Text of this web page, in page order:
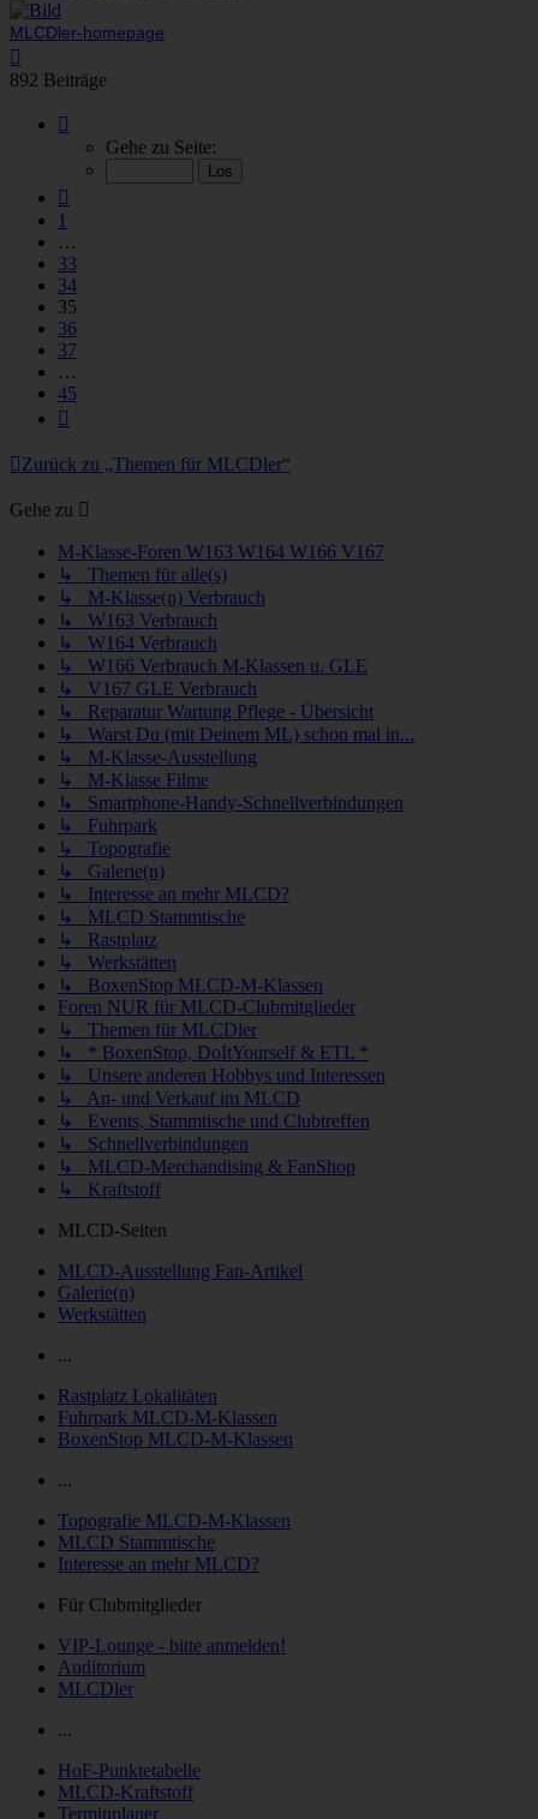
MLCDler-homepage
oben
892 Beiträge
35
Gehe zu Seite:
1
…
33
34
35
36
37
…
45
Zurück zu „Themen für MLCDler“
Gehe zu
M-Klasse-Foren W163 W164 W166 V167
↳ Themen für alle(s)
↳ M-Klasse(n) Verbrauch
↳ W163 Verbrauch
↳ W164 Verbrauch
↳ W166 Verbrauch M-Klassen u. GLE
↳ V167 GLE Verbrauch
↳ Reparatur Wartung Pflege - Übersicht
↳ Warst Du (mit Deinem ML) schon mal in...
↳ M-Klasse-Ausstellung
↳ M-Klasse Filme
↳ Smartphone-Handy-Schnellverbindungen
↳ Fuhrpark
↳ Topografie
↳ Galerie(n)
↳ Interesse an mehr MLCD?
↳ MLCD Stammtische
↳ Rastplatz
↳ Werkstätten
↳ BoxenStop MLCD-M-Klassen
Foren NUR für MLCD-Clubmitglieder
↳ Themen für MLCDler
↳ * BoxenStop, DoItYourself & ETL *
↳ Unsere anderen Hobbys und Interessen
↳ An- und Verkauf im MLCD
↳ Events, Stammtische und Clubtreffen
↳ Schnellverbindungen
↳ MLCD-Merchandising & FanShop
↳ Kraftstoff
MLCD-Seiten
MLCD-Ausstellung Fan-Artikel
Galerie(n)
Werkstätten
...
Rastplatz Lokalitäten
Fuhrpark MLCD-M-Klassen
BoxenStop MLCD-M-Klassen
...
Topografie MLCD-M-Klassen
MLCD Stammtische
Interesse an mehr MLCD?
Für Clubmitglieder
VIP-Lounge - bitte anmelden!
Auditorium
MLCDler
...
HoF-Punktetabelle
MLCD-Kraftstoff
Terminplaner